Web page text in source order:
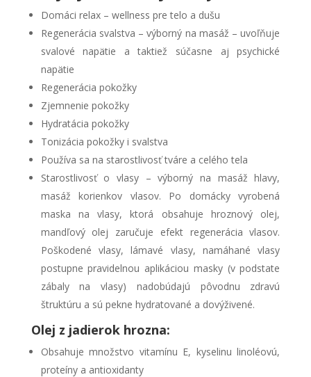
Domáci relax – wellness pre telo a dušu
Regenerácia svalstva – výborný na masáž – uvoľňuje
svalové napätie a taktiež súčasne aj psychické
napätie
Regenerácia pokožky
Zjemnenie pokožky
Hydratácia pokožky
Tonizácia pokožky i svalstva
Používa sa na starostlivosť tváre a celého tela
Starostlivosť o vlasy – výborný na masáž hlavy,
masáž korienkov vlasov. Po domácky vyrobená
maska na vlasy, ktorá obsahuje hroznový olej,
mandľový olej zaručuje efekt regenerácia vlasov.
Poškodené vlasy, lámavé vlasy, namáhané vlasy
postupne pravidelnou aplikáciou masky (v podstate
zábaly na vlasy) nadobúdajú pôvodnu zdravú
štruktúru a sú pekne hydratované a dovýživené.
Olej z jadierok hrozna:
Obsahuje množstvo vitamínu E, kyselinu linoléovú,
proteíny a antioxidanty